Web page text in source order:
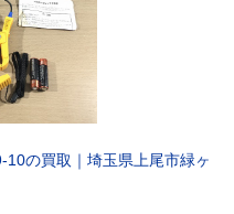
10の買取｜埼玉県上尾市緑ヶ